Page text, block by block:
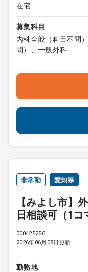
在宅
募集科目
内科全般（科目不問
問）、一般外科
非常勤 愛知県
【みよし市
日相談可（1コ
300425256
2026年06月08日更新
勤務地